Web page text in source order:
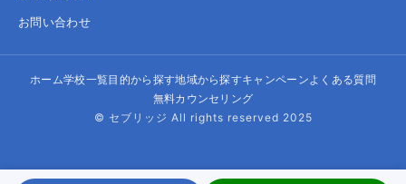
お問い合わせ
ホーム学校一覧目的から探す地域から探すキャンペーンよくある質問
無料カウンセリング
© セブリッジ All rights reserved 2025